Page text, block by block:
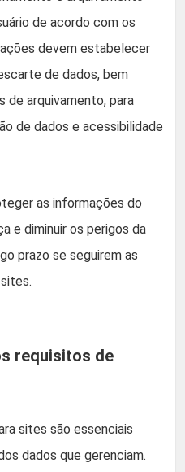
de acordo com os
devem estabelecer
de dados, bem
de arquivamento, para
de dados e acessibilidade
as informações do
e diminuir os perigos da
prazo se seguirem as
requisitos de
sites são essenciais
dados que gerenciam.